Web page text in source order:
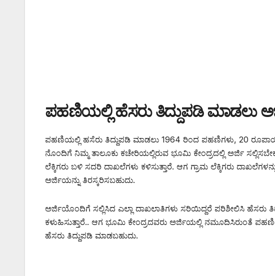
ಪಹಣಿಯಲ್ಲಿ ಹೆಸರು ತಿದ್ದುಪಡಿ ಮಾಡಲು
ಪಹಣಿಯಲ್ಲಿ ಹಸೆರು ತಿದ್ದುಪಡಿ ಮಾಡಲು 1964 ರಿಂದ ಪಹಣಿಗಳು, 20
ನೊಂದಿಗೆ ನಿಮ್ಮ ತಾಲೂಕು ಕಚೇರಿಯಲ್ಲಿರುವ ಭೂಮಿ ಕೇಂದ್ರದಲ್ಲಿ ಅರ್ಜಿ
ಲೆಕ್ಕಿಗರು ಬಳಿ ಸದರಿ ದಾಖಲೆಗಳು ಕಳಿಸುತ್ತಾರೆ. ಆಗ ಗ್ರಾಮ ಲೆಕ್ಕಿಗರು
ಅರ್ಜಿಯನ್ನು ತಿರಸ್ಕರಿಸಬಹುದು.
ಅರ್ಜಿಯೊಂದಿಗೆ ಸಲ್ಲಿಸಿದ ಎಲ್ಲಾ ದಾಖಲಾತಿಗಳು ಸರಿಯಿದ್ದರೆ ಪರಿಶೀಲಿಸಿ ಹೆಸರು
ಕಳುಹಿಸುತ್ತಾರೆ.. ಆಗ ಭೂಮಿ ಕೇಂದ್ರದವರು ಅರ್ಜಿಯಲ್ಲಿ ನಮೂದಿಸಿರುಂತೆ
ಹೆಸರು ತಿದ್ದುಪಡಿ ಮಾಡಬಹುದು.